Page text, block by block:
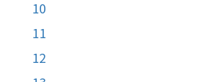
10
11
12